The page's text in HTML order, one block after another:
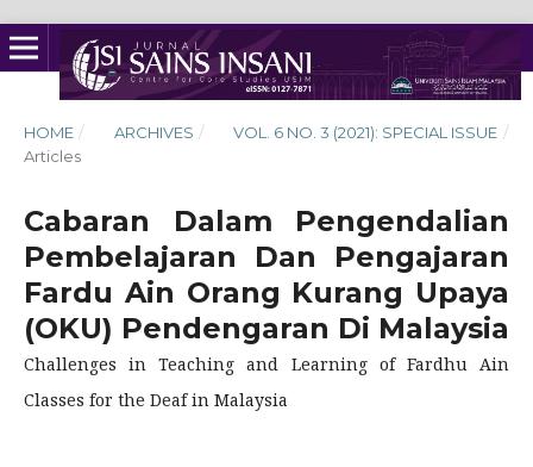
HOME / ARCHIVES / VOL. 6 NO. 3 (2021): SPECIAL ISSUE /
Articles
Cabaran Dalam Pengendalian
Pembelajaran Dan Pengajaran
Fardu Ain Orang Kurang Upaya
(OKU) Pendengaran Di Malaysia
Challenges in Teaching and Learning of Fardhu Ain
Classes for the Deaf in Malaysia